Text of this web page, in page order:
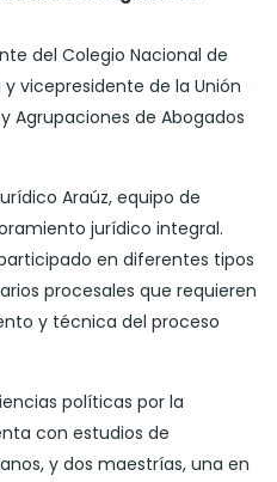
del Colegio Nacional de
vicepresidente de la Unión
Agrupaciones de Abogados
Araúz, equipo de
jurídico integral.
en diferentes tipos
procesales que requieren
y técnica del proceso
políticas por la
con estudios de
y dos maestrías, una en